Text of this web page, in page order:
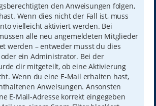
den Anweisungen folgen,
Wenn dies nicht der Fall ist, muss
vielleicht aktiviert werden. Bei
alle neu angemeldeten Mitglieder
werden – entweder musst du dies
ein Administrator. Bei der
dir mitgeteilt, ob eine Aktivierung
Wenn du eine E-Mail erhalten hast,
Anweisungen. Ansonsten
E-Mail-Adresse korrekt eingegeben